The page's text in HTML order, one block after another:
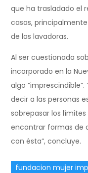
que ha trasladado el
casas,
de las lavadoras.
Al ser cuestionada
incorporado en la
algo
decir a las personas
sobrepasar los
encontrar formas de
con ésta”, concluye.
fundacion mujer